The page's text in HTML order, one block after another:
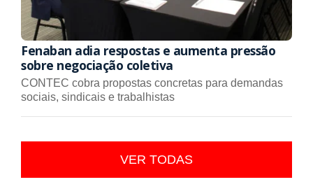
Fenaban adia respostas e aumenta pressão
sobre negociação coletiva
CONTEC cobra propostas concretas para demandas
sociais, sindicais e trabalhistas
VER TODAS